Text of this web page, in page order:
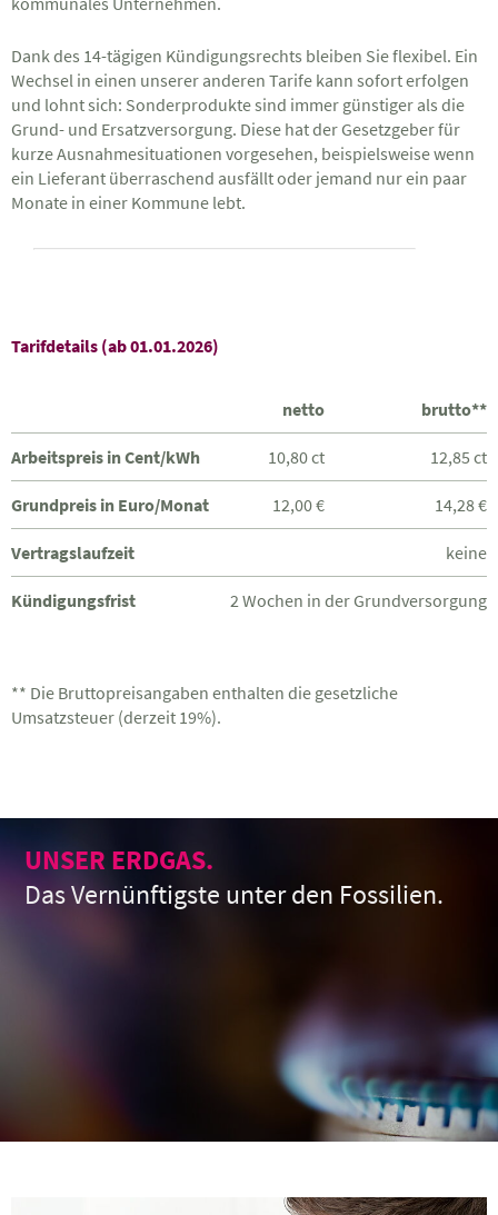
Dank des 14-tägigen Kündigungsrechts bleiben Sie flexibel. Ein
Wechsel in einen unserer anderen Tarife kann sofort erfolgen
und lohnt sich: Sonderprodukte sind immer günstiger als die
Grund- und Ersatzversorgung. Diese hat der Gesetzgeber für
kurze Ausnahmesituationen vorgesehen, beispielsweise wenn
ein Lieferant überraschend ausfällt oder jemand nur ein paar
Monate in einer Kommune lebt.
Tarifdetails (ab 01.01.2026)
netto brutto**
Arbeitspreis in Cent/kWh 10,80 ct 12,85 ct
Grundpreis in Euro/Monat 12,00 € 14,28 €
Vertragslaufzeit keine
Kündigungsfrist 2 Wochen in der Grundversorgung
** Die Bruttopreisangaben enthalten die gesetzliche
Umsatzsteuer (derzeit 19%).
UNSER ERDGAS.
Das Vernünftigste unter den Fossilien.